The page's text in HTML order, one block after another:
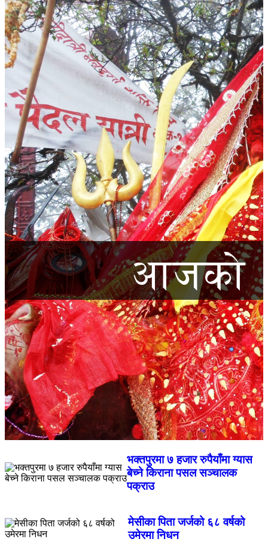
भक्तपुरमा ७ हजार रुपैयाँमा ग्यास
बेच्ने किराना पसल सञ्चालक
पक्राउ
मेसीका पिता जर्जको ६८ वर्षको
उमेरमा निधन